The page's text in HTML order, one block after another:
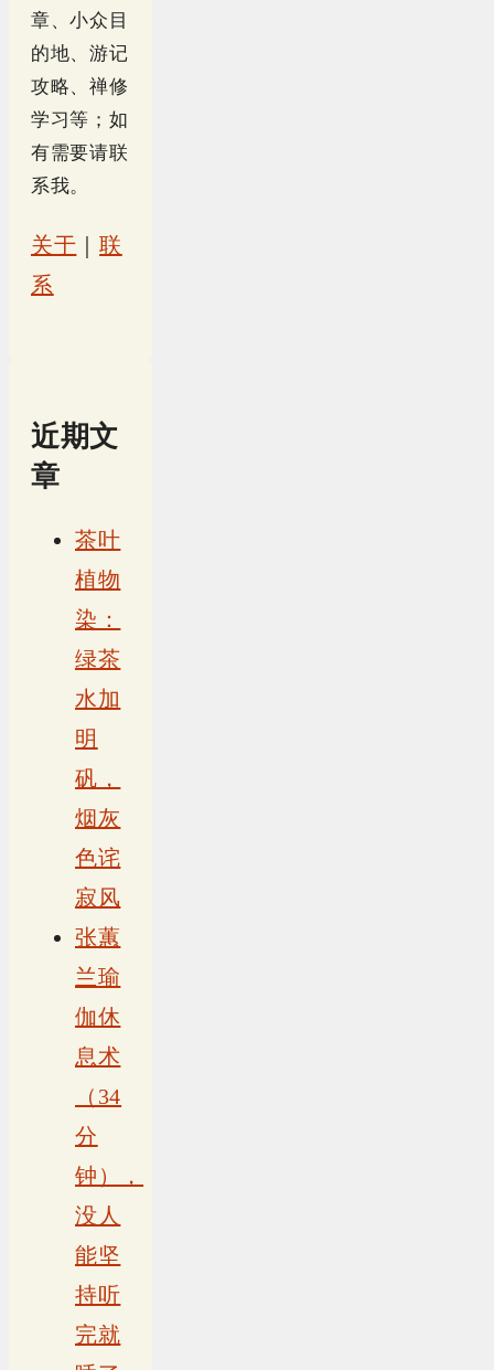
章、小众目
的地、游记
攻略、禅修
学习等；如
有需要请联
系我。
关于 ｜联
系
近期文
章
茶叶
植物
染：
绿茶
水加
明
矾，
烟灰
色诧
寂风
张蕙
兰瑜
伽休
息术
（34
分
钟），
没人
能坚
持听
完就